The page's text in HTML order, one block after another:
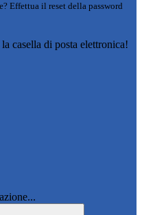
Effettua il reset della password
casella di posta elettronica!